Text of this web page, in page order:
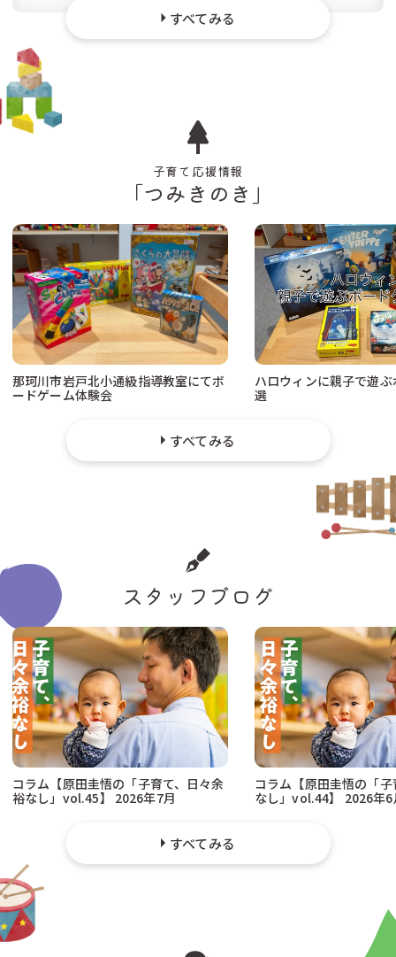
すべてみる
子育て応援情報
「つみきのき」
那珂川市岩戸北小通級指導教室にてボ
ードゲーム体験会
ハロウィンに親子で遊
選
すべてみる
スタッフブログ
コラム【原田圭悟の「子育て、日々余
裕なし」vol.45】 2026年7月
コラム【原田圭悟の「
なし」vol.44】 2026年6
すべてみる